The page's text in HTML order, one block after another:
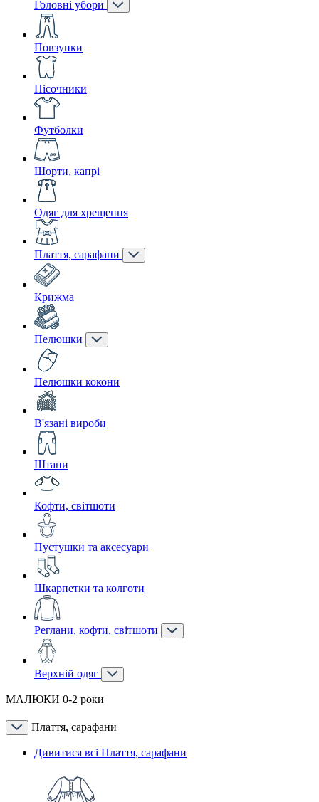
Головні убори
Повзунки
Пісочники
Футболки
Шорти, капрі
Одяг для хрещення
Плаття, сарафани
Крижма
Пелюшки
Пелюшки кокони
В'язані вироби
Штани
Кофти, світшоти
Пустушки та аксесуари
Шкарпетки та колготи
Реглани, кофти, світшоти
Верхній одяг
МАЛЮКИ 0-2 роки
Плаття, сарафани
Дивитися всі Плаття, сарафани